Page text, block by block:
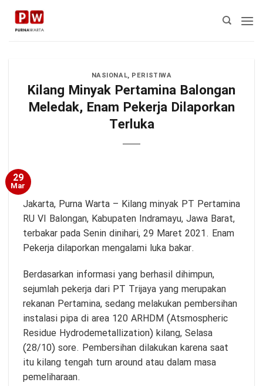
Skip
content
NASIONAL, PERISTIWA
Kilang Minyak Pertamina Balongan
Meledak, Enam Pekerja Dilaporkan
Terluka
29
Mar
Jakarta, Purna Warta – Kilang minyak PT Pertamina
RU VI Balongan, Kabupaten Indramayu, Jawa Barat,
terbakar pada Senin dinihari, 29 Maret 2021. Enam
Pekerja dilaporkan mengalami luka bakar.
Berdasarkan informasi yang berhasil dihimpun,
sejumlah pekerja dari PT Trijaya yang merupakan
rekanan Pertamina, sedang melakukan pembersihan
instalasi pipa di area 120 ARHDM (Atsmospheric
Residue Hydrodemetallization) kilang, Selasa
(28/10) sore. Pembersihan dilakukan karena saat
itu kilang tengah turn around atau dalam masa
pemeliharaan.